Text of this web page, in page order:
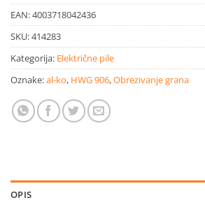
EAN:4003718042436
SKU:414283
Kategorija: Električne pile
Oznake:al-ko, HWG 906,Obrezivanje grana
OPIS